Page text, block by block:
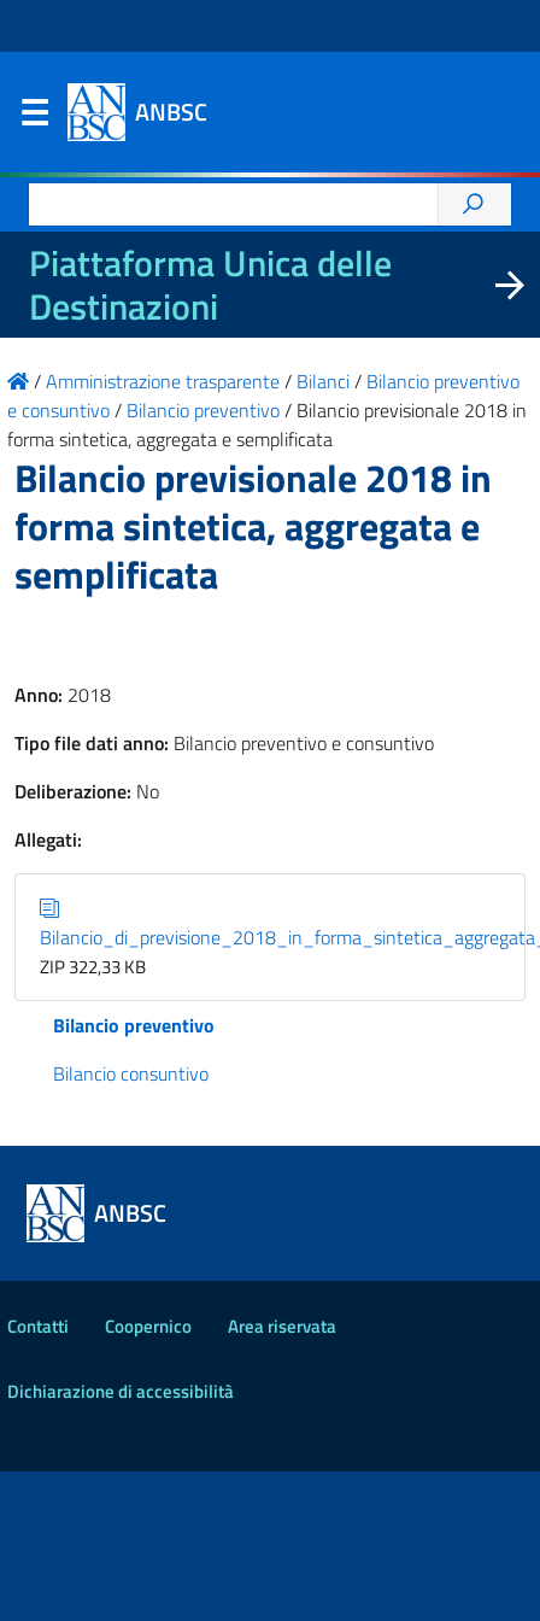
ANBSC
per:
Piattaforma Unica delle
Destinazioni
/Amministrazione trasparente/ Bilanci/ Bilancio preventivo
e consuntivo/ Bilancio preventivo/ Bilancio previsionale 2018 in
forma sintetica, aggregata e semplificata
Bilancio previsionale 2018 in
forma sintetica, aggregata e
semplificata
Anno: 2018
Tipo file dati anno: Bilancio preventivo e consuntivo
Deliberazione: No
Allegati:
ZIP 322,33 KB
Bilancio preventivo
Bilancio consuntivo
ANBSC
Contatti Coopernico Area riservata
Dichiarazione di accessibilità